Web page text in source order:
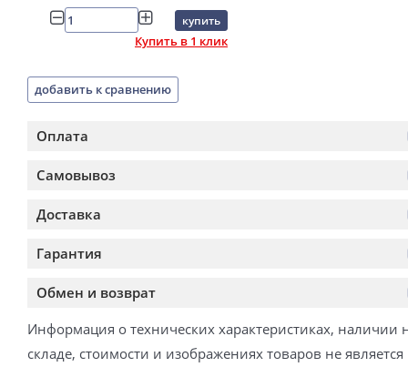
купить
Купить в 1 клик
добавить к сравнению
Оплата
Самовывоз
Доставка
Гарантия
Обмен и возврат
Информация о технических характеристиках, наличии
складе, стоимости и изображениях товаров не является